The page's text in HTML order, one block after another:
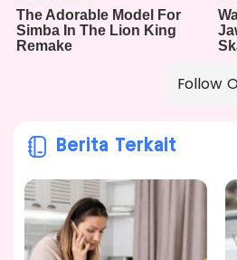
Follow
Berita Terkait